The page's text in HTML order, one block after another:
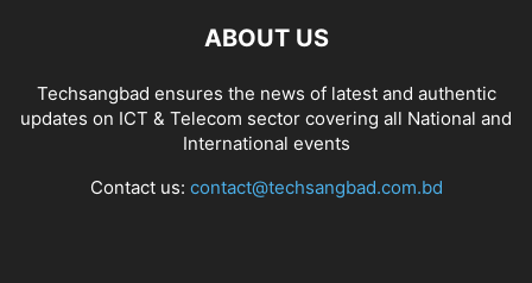
ABOUT US
Techsangbad ensures the news of latest and authentic
updates on ICT & Telecom sector covering all National and
International events
Contact us: contact@techsangbad.com.bd